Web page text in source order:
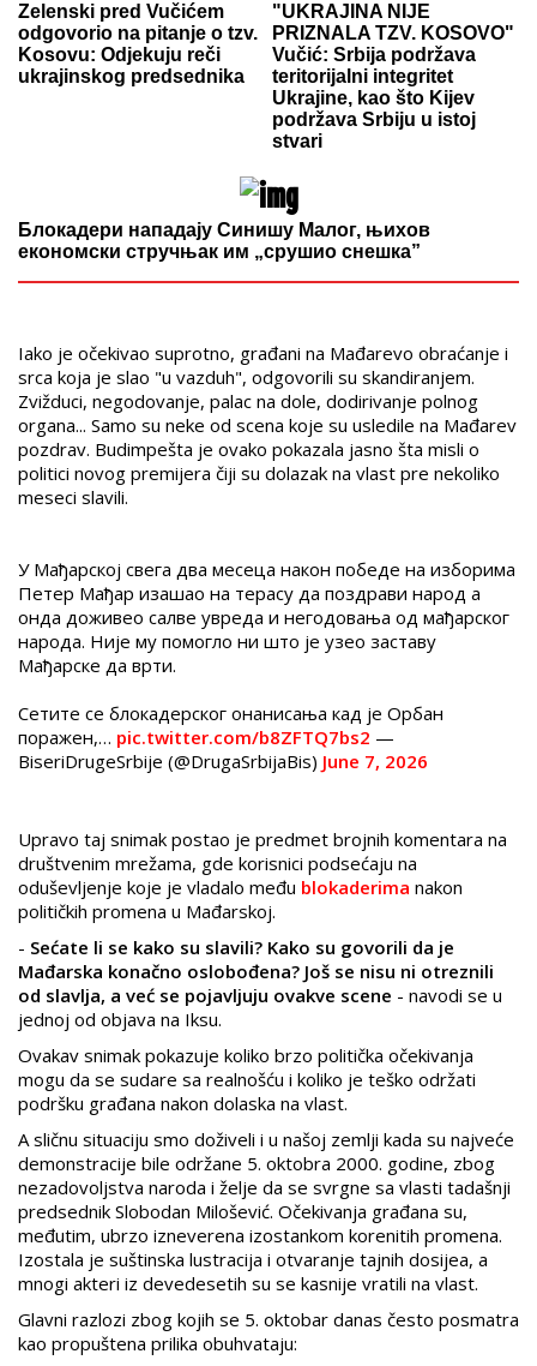
Zelenski pred Vučićem
odgovorio na pitanje o tzv.
Kosovu: Odjekuju reči
ukrajinskog predsednika
"UKRAJINA NIJE
PRIZNALA TZV. KOSOVO"
Vučić: Srbija podržava
teritorijalni integritet
Ukrajine, kao što Kijev
podržava Srbiju u istoj
stvari
Блокадери нападају Синишу Малог, њихов
економски стручњак им „срушио снешка”
Iako je očekivao suprotno, građani na Mađarevo obraćanje i
srca koja je slao "u vazduh", odgovorili su skandiranjem.
Zvižduci, negodovanje, palac na dole, dodirivanje polnog
organa... Samo su neke od scena koje su usledile na Mađarev
pozdrav. Budimpešta je ovako pokazala jasno šta misli o
politici novog premijera čiji su dolazak na vlast pre nekoliko
meseci slavili.
У Мађарској свега два месеца након победе на изборима
Петер Мађар изашао на терасу да поздрави народ а
онда доживео салве увреда и негодовања од мађарског
народа. Није му помогло ни што је узео заставу
Мађарске да врти.
Сетите се блокадерског онанисања кад је Орбан
поражен,… pic.twitter.com/b8ZFTQ7bs2 —
BiseriDrugeSrbije (@DrugaSrbijaBis) June 7, 2026
Upravo taj snimak postao je predmet brojnih komentara na
društvenim mrežama, gde korisnici podsećaju na
oduševljenje koje je vladalo među blokaderima nakon
političkih promena u Mađarskoj.
- Sećate li se kako su slavili? Kako su govorili da je
Mađarska konačno oslobođena? Još se nisu ni otreznili
od slavlja, a već se pojavljuju ovakve scene - navodi se u
jednoj od objava na Iksu.
Ovakav snimak pokazuje koliko brzo politička očekivanja
mogu da se sudare sa realnošću i koliko je teško održati
podršku građana nakon dolaska na vlast.
A sličnu situaciju smo doživeli i u našoj zemlji kada su najveće
demonstracije bile održane 5. oktobra 2000. godine, zbog
nezadovoljstva naroda i želje da se svrgne sa vlasti tadašnji
predsednik Slobodan Milošević. Očekivanja građana su,
međutim, ubrzo izneverena izostankom korenitih promena.
Izostala je suštinska lustracija i otvaranje tajnih dosijea, a
mnogi akteri iz devedesetih su se kasnije vratili na vlast.
Glavni razlozi zbog kojih se 5. oktobar danas često posmatra
kao propuštena prilika obuhvataju: